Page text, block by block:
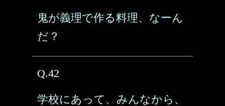
鬼が義理で作る料理、なーん
だ？
Q.42
学校にあって、みんなから、